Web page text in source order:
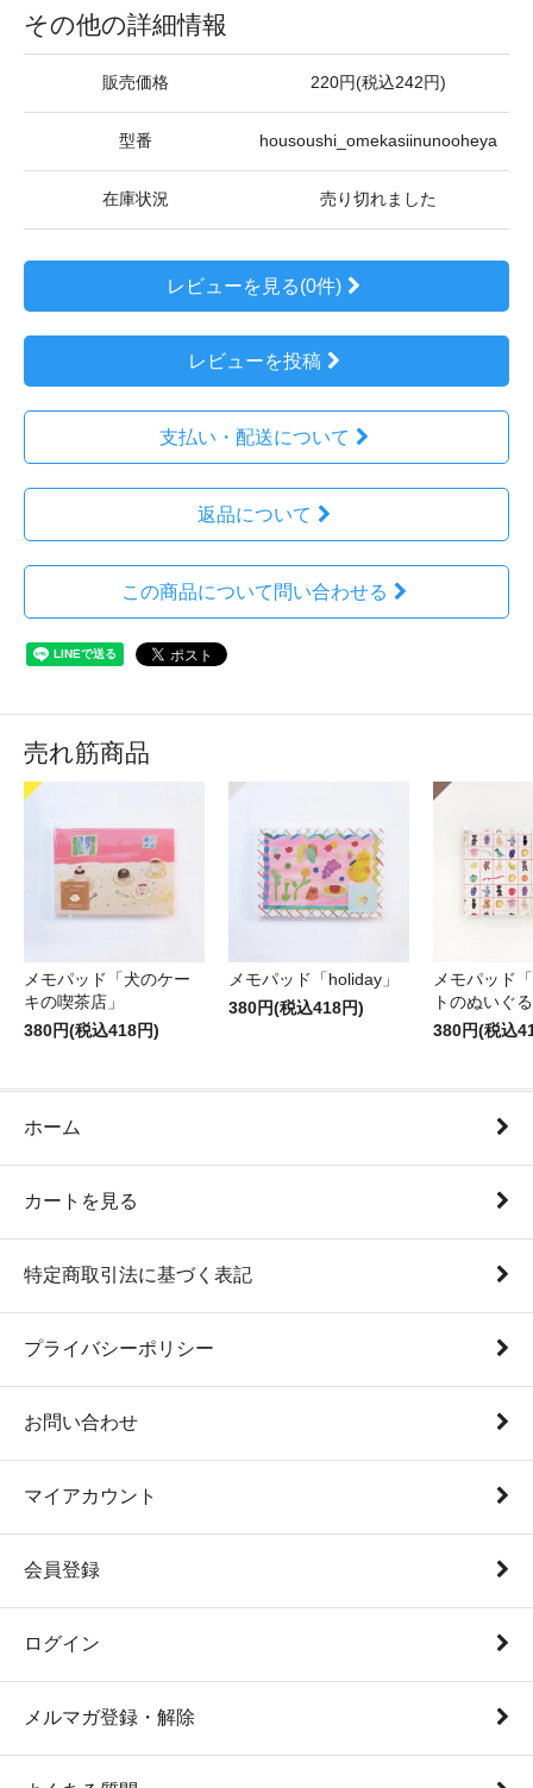
その他の詳細情報
販売価格 220円(税込242円)
型番 housoushi_omekasiinunooheya
在庫状況 売り切れました
レビューを見る(0件)
レビューを投稿
支払い・配送について
返品について
この商品について問い合わせる
売れ筋商品
メモパッド「犬のケー
キの喫茶店」
380円(税込418円)
メモパッド「holiday」
380円(税込418円)
メモパッド
トのぬいぐ
380円(税込
ホーム
カートを見る
特定商取引法に基づく表記
プライバシーポリシー
お問い合わせ
マイアカウント
会員登録
ログイン
メルマガ登録・解除